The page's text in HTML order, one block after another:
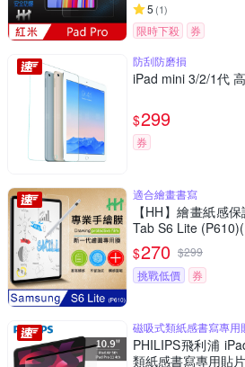
5 (1)
限時下殺
券
防刮防磨損
iPad mini 3/2/1代
$299
券
適合繪畫書寫
【HH】繪畫紙感
Tab S6 Lite
$270 $299
挑戰低價
券
磁吸式類紙感書寫專用
PHILIPS飛利浦
類紙感書寫專用貼